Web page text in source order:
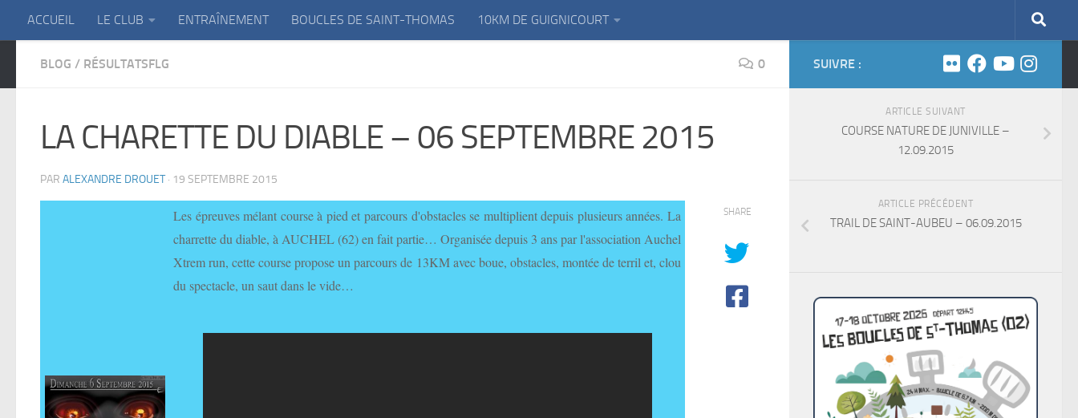
Skip to content
ACCUEIL LE CLUB ENTRAÎNEMENT BOUCLES DE SAINT-THOMAS 10KM DE GUIGNICOURT
BLOG / RÉSULTATSFLG 0
LA CHARETTE DU DIABLE – 06 SEPTEMBRE 2015
PAR ALEXANDRE DROUET · 19 SEPTEMBRE 2015
Les épreuves mélant course à pied et parcours d'obstacles se multiplient depuis plusieurs années. La
charrette du diable, à AUCHEL (62) en fait partie… Organisée depuis 3 ans par l'association Auchel
Xtrem run, cette course propose un parcours de 13KM avec boue, obstacles, montée de terril et, clou
du spectacle, un saut dans le vide…
SHARE
SUIVRE :
ARTICLE SUIVANT
COURSE NATURE DE JUNIVILLE –
12.09.2015
ARTICLE PRÉCÉDENT
TRAIL DE SAINT-AUBEU – 06.09.2015